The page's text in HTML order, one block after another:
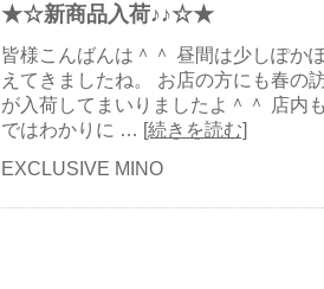
★☆新商品入荷♪♪☆★
皆様こんばんは＾＾ 昼間は少しぽか
えてきましたね。 お店の方にも春
が入荷してまいりましたよ＾＾ 店内
ではわかりに … [続きを読む]
EXCLUSIVE MINO